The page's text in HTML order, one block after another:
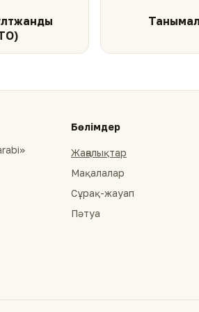
Бөлімдер
Жаңалықтар
Мақалалар
Сұрақ-жауап
Пәтуа